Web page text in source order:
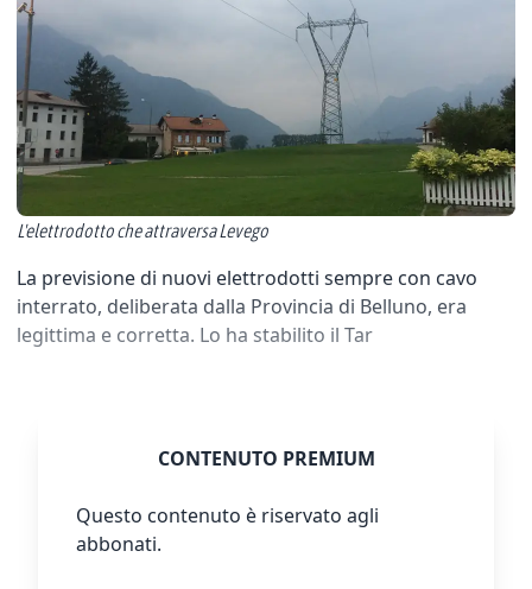
L'elettrodotto che attraversa Levego
La previsione di nuovi elettrodotti sempre con cavo
interrato, deliberata dalla Provincia di Belluno, era
legittima e corretta. Lo ha stabilito il Tar
CONTENUTO PREMIUM
Questo contenuto è riservato agli
abbonati.